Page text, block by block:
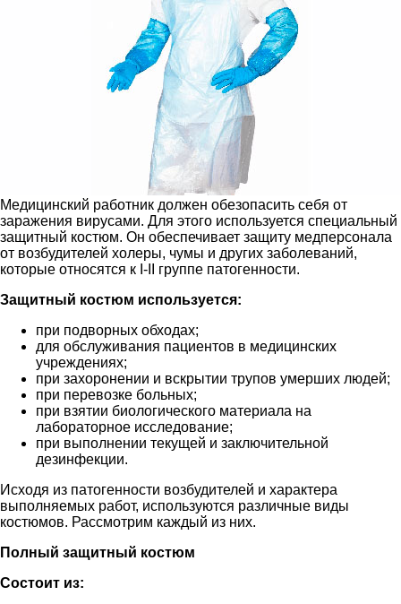
Медицинский работник должен обезопасить себя от
заражения вирусами. Для этого используется специальный
защитный костюм. Он обеспечивает защиту медперсонала
от возбудителей холеры, чумы и других заболеваний,
которые относятся к I-II группе патогенности.
Защитный костюм используется:
при подворных обходах;
для обслуживания пациентов в медицинских
учреждениях;
при захоронении и вскрытии трупов умерших людей;
при перевозке больных;
при взятии биологического материала на
лабораторное исследование;
при выполнении текущей и заключительной
дезинфекции.
Исходя из патогенности возбудителей и характера
выполняемых работ, используются различные виды
костюмов. Рассмотрим каждый из них.
Полный защитный костюм
Состоит из: